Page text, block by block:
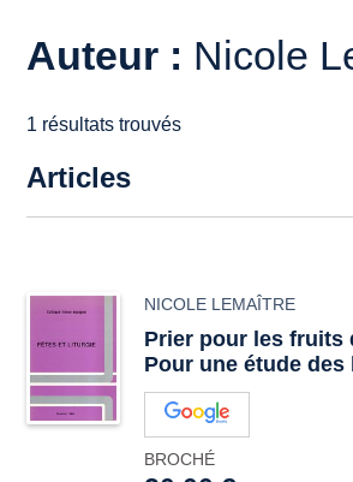
Auteur : Nicole
1 résultats trouvés
Articles
NICOLE LEMAÎTRE
Prier pour les fruits
Pour une étude
BROCHÉ